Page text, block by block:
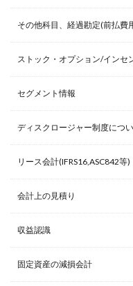
その他科目、経過勘定(前払費
ストック・オプション/インセ
セグメント情報
ディスクロージャー制度につ
リース会計(IFRS16,ASC842等)
会計上の見積り
収益認識
固定資産の減損会計